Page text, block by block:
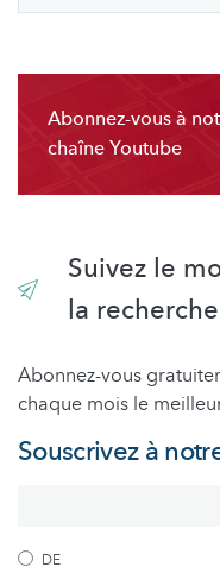
Abonnez-vous à
chaîne Youtube
Suivez le
la
Abonnez-vous
chaque mois le
Souscrivez à
DE